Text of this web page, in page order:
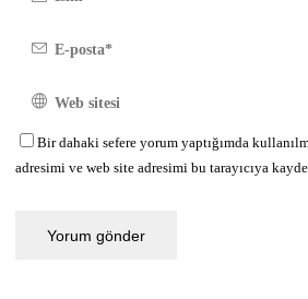
Bir dahaki sefere yorum yaptığımda
adresimi ve web site adresimi bu tarayıcıya